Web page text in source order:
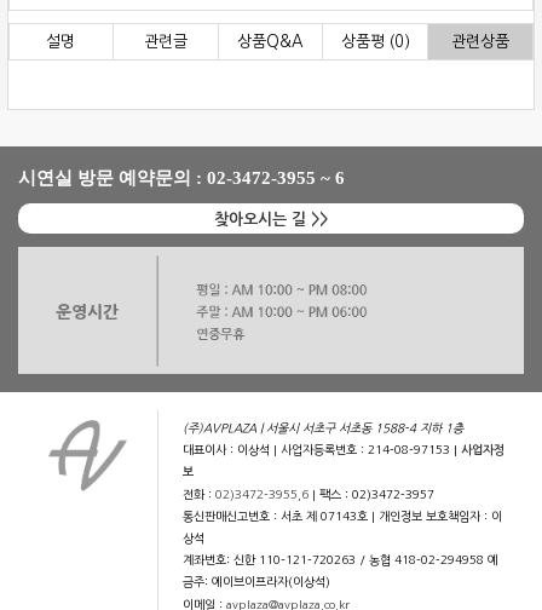
설명 관련글 상품Q&A 상품평 (0) 관련상품
시연실 방문 예약문의 : 02-3472-3955 ~ 6
찾아오시는 길 >>
(주)AVPLAZA | 서울시 서초구 서초동 1588-4 지하 1층
대표이사 : 이상석 | 사업자등록번호 : 214-08-97153 |사업자정
보
전화 :02)3472-3955,6 | 팩스 : 02)3472-3957
통신판매신고번호 : 서초 제 07143호 | 개인정보 보호책임자 : 이
상석
계좌번호: 신한 110-121-720263 / 농협 418-02-294958 예
금주: 에이브이프라자(이상석)
이메일 :avplaza@avplaza.co.kr